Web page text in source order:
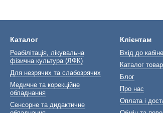
Каталог
Реабілітація, лікувальна
фізична культура (ЛФК)
Для незрячих та слабозрячих
Медичне та корекційне
обладнання
Сенсорне та дидактичне
Клієнтам
Вхід до
Каталог
Блог
Про нас
Оплата і